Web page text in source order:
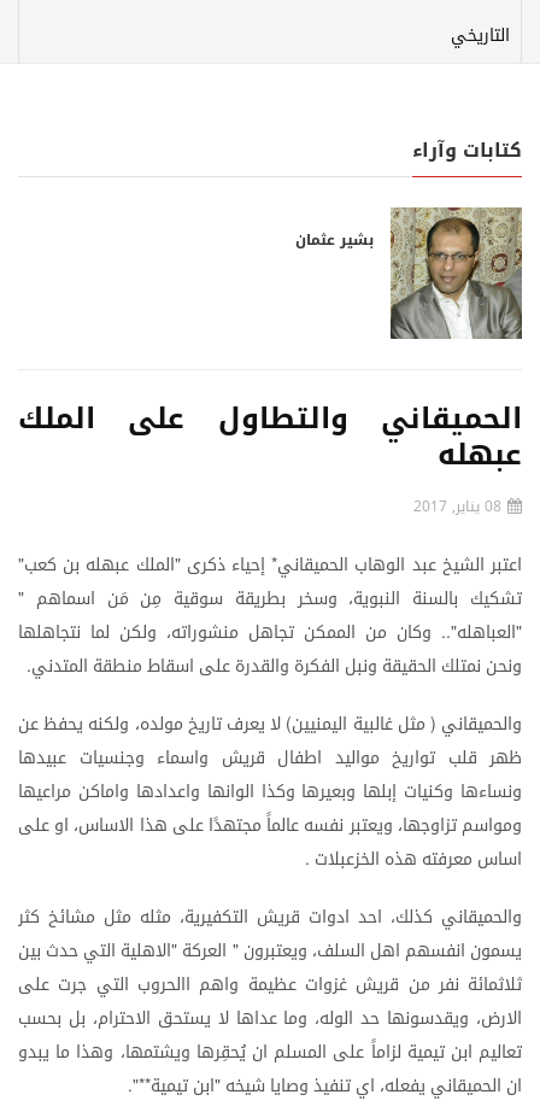
التاريخي
كتابات وآراء
بشير عثمان
الحميقاني والتطاول على الملك
عبهله
08 يناير, 2017
اعتبر الشيخعبد الوهاب الحميقاني* إحياء ذكرى "الملك عبهله بن كعب"
تشكيك بالسنة النبوية، وسخر بطريقة سوقية مِن مَن اسماهم "
"العباهله".. وكان من الممكن تجاهل منشوراته، ولكن لما نتجاهلها
ونحن نمتلك الحقيقة ونبل الفكرة والقدرةعلى اسقاطمنطقة المتدني.
والحميقاني ( مثل غالبية اليمنيين) لايعرفتاريخمولده، ولكنه يحفظعن
ظهر قلب تواريخ مواليد اطفال قريش واسماء وجنسيات عبيدها
ونساءها وكنيات إبلها وبعيرها وكذا الوانها واعدادها واماكن مراعيها
ومواسمتزاوجها، ويعتبر نفسهعالماًمجتهدًاعلى هذا الاساس، اوعلى
اساس معرفته هذه الخزعبلات .
والحميقاني كذلك، احد ادوات قريش التكفيرية، مثله مثل مشائخ كثر
يسمون انفسهم اهل السلف، ويعتبرون " العركة "الاهلية التيحدث بين
ثلاثمائة نفر من قريش غزوات عظيمة واهم االحروب التي جرت على
الارض، ويقدسونها حد الوله، وما عداها لا يستحق الاحترام، بل بحسب
تعاليم ابن تيمية لزاماً على المسلم ان يُحقِرها ويشتمها، وهذا ما يبدو
ان الحميقاني يفعله، ايتنفيذوصايا شيخه "ابنتيمية**".